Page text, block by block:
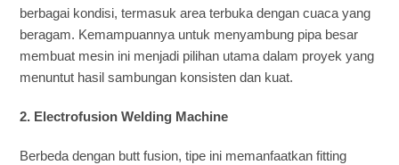
berbagai kondisi, termasuk area terbuka dengan cuaca yang
beragam. Kemampuannya untuk menyambung pipa besar
membuat mesin ini menjadi pilihan utama dalam proyek yang
menuntut hasil sambungan konsisten dan kuat.
2. Electrofusion Welding Machine
Berbeda dengan butt fusion, tipe ini memanfaatkan fitting